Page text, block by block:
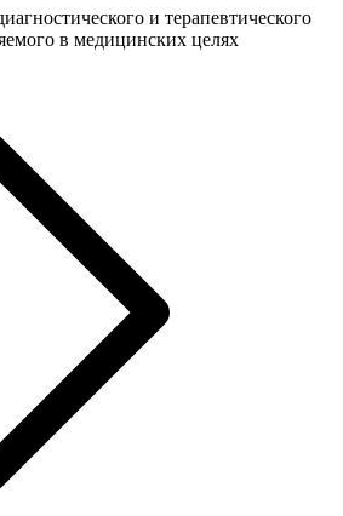
и терапевтического
в медицинских целях